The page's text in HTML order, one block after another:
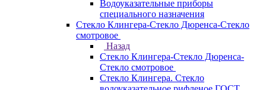
Водоуказательные приборы
специального назначения
Стекло Клингера-Стекло Дюренса-Стекло
смотровое
Назад
Стекло Клингера-Стекло Дюренса-
Стекло смотровое
Стекло Клингера. Стекло